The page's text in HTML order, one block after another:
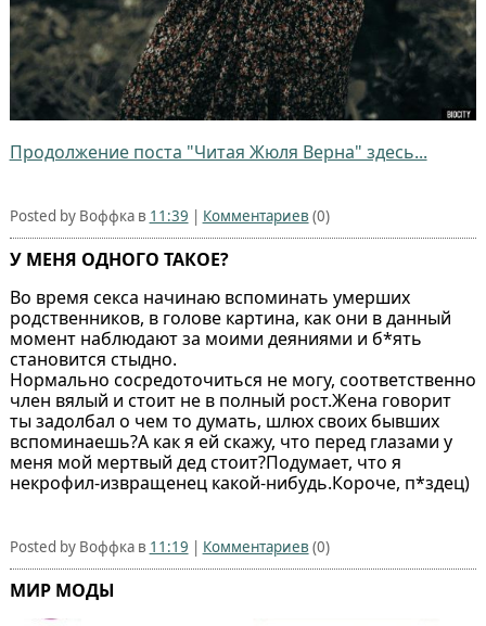
Продолжение поста "Читая Жюля Верна" здесь...
Posted by Воффка в 11:39 | Комментариев (0)
У МЕНЯ ОДНОГО ТАКОЕ?
Во время секса начинаю вспоминать умерших
родственников, в голове картина, как они в данный
момент наблюдают за моими деяниями и б*ять
становится стыдно.
Нормально сосредоточиться не могу, соответственно
член вялый и стоит не в полный рост.Жена говорит
ты задолбал о чем то думать, шлюх своих бывших
вспоминаешь?А как я ей скажу, что перед глазами у
меня мой мертвый дед стоит?Подумает, что я
некрофил-извращенец какой-нибудь.Короче, п*здец)
Posted by Воффка в 11:19 | Комментариев (0)
МИР МОДЫ